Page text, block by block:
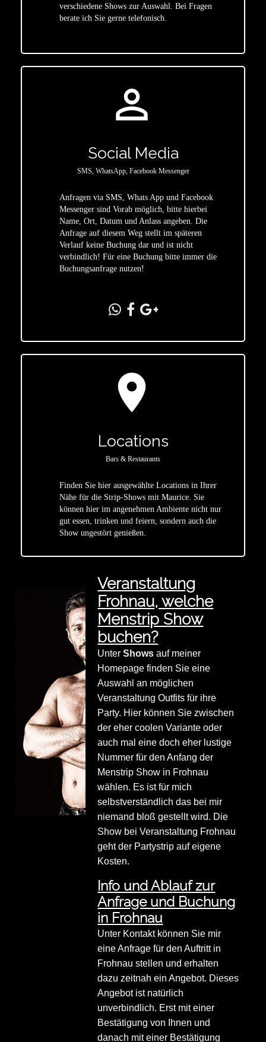
verschiedene Shows zur Auswahl. Bei Fragen
berate ich Sie gerne telefonisch.
person_outline
Social Media
SMS, WhatsApp, Facebook Messenger
Anfragen via SMS, Whats App und Facebook
Messenger sind Vorab möglich, bitte hierbei
Name, Ort, Datum und Anlass angeben. Die
Anfrage auf diesem Weg stellt im späteren
Verlauf keine Buchung dar und ist nicht
verbindlich! Für eine Buchung bitte immer die
Buchungsanfrage nutzen!
location_on
Locations
Bars & Restaurants
Finden Sie hier ausgewählte Locations in Ihrer
Nähe für die Strip-Shows mit Maurice. Sie
können hier im angenehmen Ambiente nicht nur
gut essen, trinken und feiern, sondern auch die
Show ungestört genießen.
Veranstaltung
Frohnau, welche
Menstrip Show
buchen?
UnterShows auf meiner
Homepage finden Sie eine
Auswahl an möglichen
Veranstaltung Outfits für ihre
Party. Hier können Sie zwischen
der eher coolen Variante oder
auch mal eine doch eher lustige
Nummer für den Anfang der
Menstrip Show in Frohnau
wählen. Es ist für mich
selbstverständlich das bei mir
niemand bloß gestellt wird. Die
Show bei Veranstaltung Frohnau
geht der Partystrip auf eigene
Kosten.
Info und Ablauf zur
Anfrage und Buchung
in Frohnau
Unter Kontakt können Sie mir
eine Anfrage für den Auftritt in
Frohnau stellen und erhalten
dazu zeitnah ein Angebot. Dieses
Angebot ist natürlich
unverbindlich. Erst mit einer
Bestätigung von Ihnen und
danach mit einer Bestätigung